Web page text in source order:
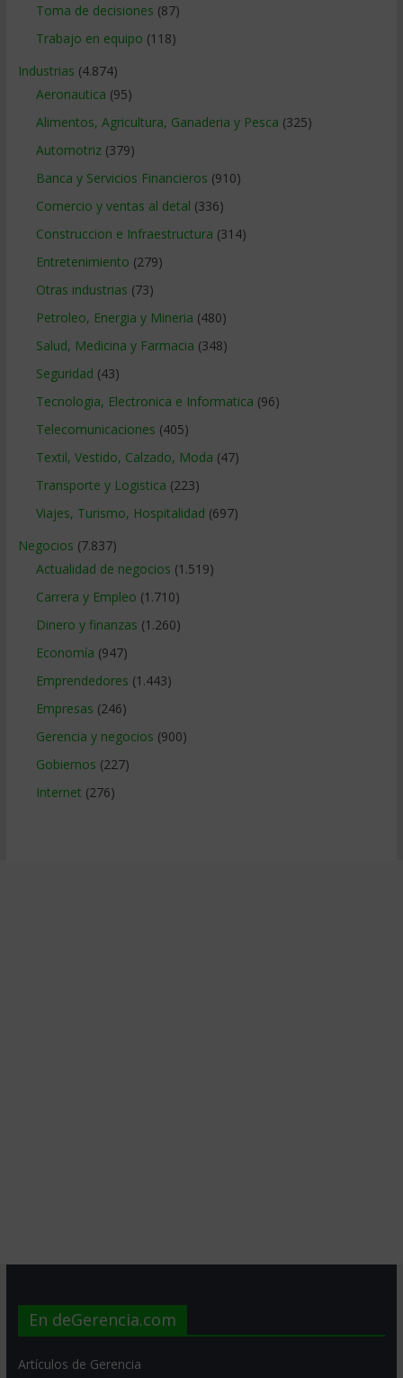
Toma de decisiones (87)
Trabajo en equipo (118)
Industrias (4.874)
Aeronautica (95)
Alimentos, Agricultura, Ganaderia y Pesca (325)
Automotriz(379)
Banca y Servicios Financieros (910)
Comercio y ventas al detal (336)
Construccion e Infraestructura (314)
Entretenimiento (279)
Otras industrias (73)
Petroleo, Energia y Mineria (480)
Salud, Medicina y Farmacia (348)
Seguridad (43)
Tecnologia, Electronica e Informatica (96)
Telecomunicaciones (405)
Textil, Vestido, Calzado, Moda (47)
Transporte y Logistica (223)
Viajes, Turismo, Hospitalidad (697)
Negocios (7.837)
Actualidad de negocios (1.519)
Carrera y Empleo (1.710)
Dinero y finanzas (1.260)
Economía (947)
Emprendedores (1.443)
Empresas (246)
Gerencia y negocios (900)
Gobiernos (227)
Internet (276)
En deGerencia.com
Artículos de Gerencia